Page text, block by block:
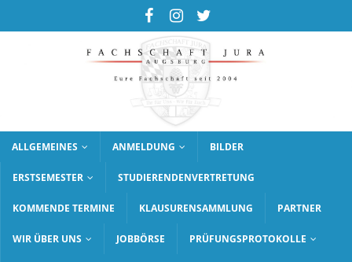
ALLGEMEINES ANMELDUNG BILDER
ERSTSEMESTER STUDIERENDENVERTRETUNG
KOMMENDE TERMINE KLAUSURENSAMMLUNG PARTNER
WIR ÜBER UNS JOBBÖRSE PRÜFUNGSPROTOKOLLE